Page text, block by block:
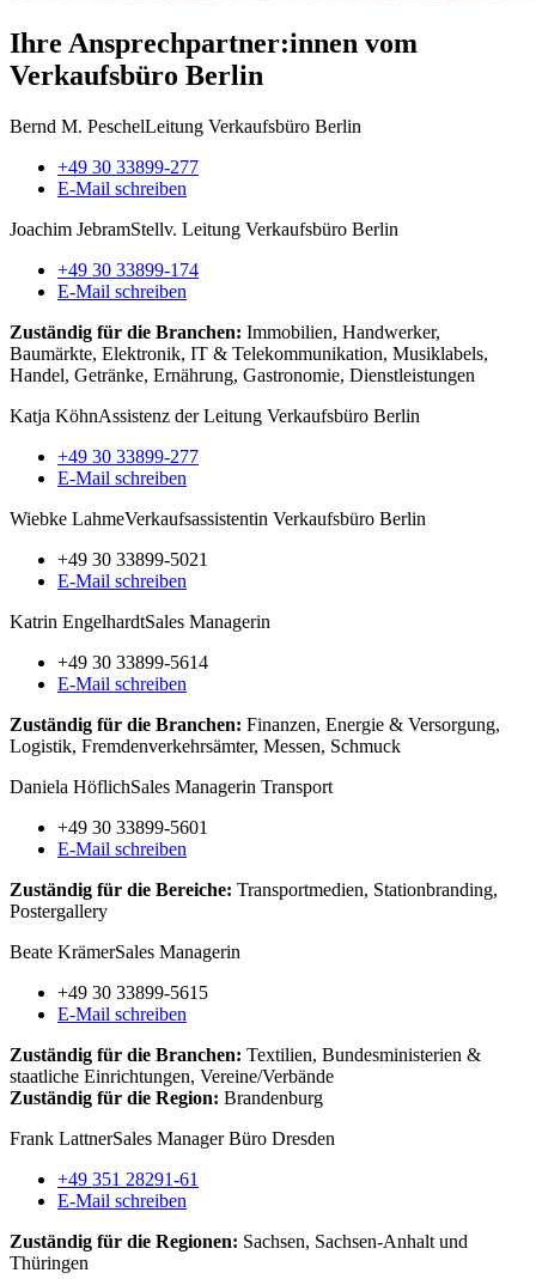
Ihre Ansprechpartner:innen vom
Verkaufsbüro Berlin
Bernd M. PeschelLeitung Verkaufsbüro Berlin
+49 30 33899-277
E-Mail schreiben
Joachim JebramStellv. Leitung Verkaufsbüro Berlin
+49 30 33899-174
E-Mail schreiben
Zuständig für die Branchen: Immobilien, Handwerker,
Baumärkte, Elektronik, IT & Telekommunikation, Musiklabels,
Handel, Getränke, Ernährung, Gastronomie, Dienstleistungen
Katja KöhnAssistenz der Leitung Verkaufsbüro Berlin
+49 30 33899-277
E-Mail schreiben
Wiebke LahmeVerkaufsassistentin Verkaufsbüro Berlin
+49 30 33899-5021
E-Mail schreiben
Katrin EngelhardtSales Managerin
+49 30 33899-5614
E-Mail schreiben
Zuständig für die Branchen: Finanzen, Energie & Versorgung,
Logistik, Fremdenverkehrsämter, Messen, Schmuck
Daniela HöflichSales Managerin Transport
+49 30 33899-5601
E-Mail schreiben
Zuständig für die Bereiche: Transportmedien, Stationbranding,
Postergallery
Beate KrämerSales Managerin
+49 30 33899-5615
E-Mail schreiben
Zuständig für die Branchen: Textilien, Bundesministerien &
staatliche Einrichtungen, Vereine/Verbände
Zuständig für die Region: Brandenburg
Frank LattnerSales Manager Büro Dresden
+49 351 28291-61
E-Mail schreiben
Zuständig für die Regionen: Sachsen, Sachsen-Anhalt und
Thüringen